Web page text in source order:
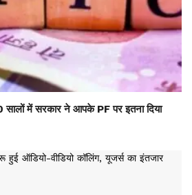
सालों में सरकार ने आपके PF पर इतना दिया